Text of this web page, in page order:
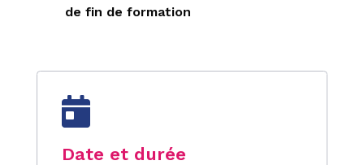
de fin de formation

Date et durée